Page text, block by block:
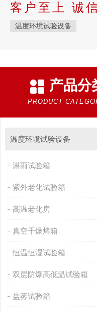
客户至上 诚
温度环境试验设备
产品分
PRODUCT
温度环境试验设备
淋雨试验箱
紫外老化试验箱
高温老化房
真空干燥烤箱
恒温恒湿试验箱
双层防爆高低温试验箱
盐雾试验箱